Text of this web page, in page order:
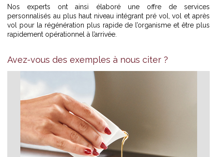
Nos experts ont ainsi élaboré une offre de services
personnalisés au plus haut niveau intégrant pré vol, vol et après
vol pour la régénération plus rapide de l’organisme et être plus
rapidement opérationnel à l’arrivée.
Avez-vous des exemples à nous citer ?